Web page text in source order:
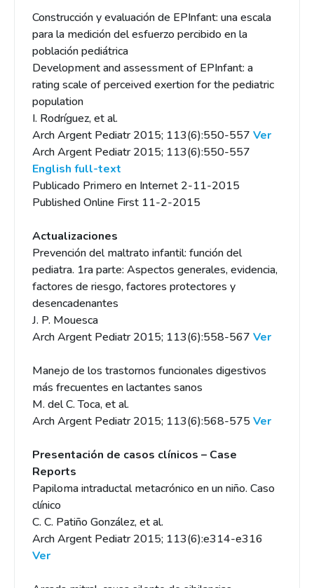
Construcción y evaluación de EPInfant: una escala
para la medición del esfuerzo percibido en la
población pediátrica
Development and assessment of EPInfant: a
rating scale of perceived exertion for the pediatric
population
I. Rodríguez, et al.
Arch Argent Pediatr 2015; 113(6):550-557 Ver
Arch Argent Pediatr 2015; 113(6):550-557
English full-text
Publicado Primero en Internet 2-11-2015
Published Online First 11-2-2015
Actualizaciones
Prevención del maltrato infantil: función del
pediatra. 1ra parte: Aspectos generales, evidencia,
factores de riesgo, factores protectores y
desencadenantes
J. P. Mouesca
Arch Argent Pediatr 2015; 113(6):558-567 Ver
Manejo de los trastornos funcionales digestivos
más frecuentes en lactantes sanos
M. del C. Toca, et al.
Arch Argent Pediatr 2015; 113(6):568-575Ver
Presentación de casos clínicos – Case
Reports
Papiloma intraductal metacrónico en un niño. Caso
clínico
C. C. Patiño González, et al.
Arch Argent Pediatr 2015; 113(6):e314-e316
Ver